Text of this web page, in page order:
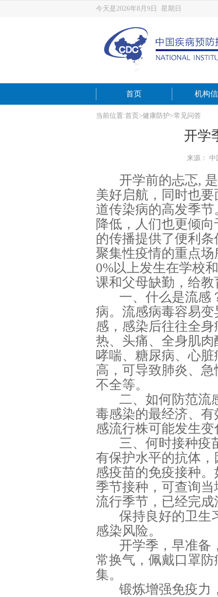
今天是2026年8月9日 星期日
首页 机构
当前位置:首页 >健康防护>常见问答
开学
来源： 中
开学前的忐忑,
美好启航，同时也
道传染病的高发季
降低，人们也更倾
的传播提供了便利
聚集性疫情的重点
0%以上发生在学校
课和父母缺勤，给
一、什么是流感
病。流感病毒容易
感，感染后往往全
热、头痛、全身肌
哮喘、糖尿病、心
高，可导致肺炎、
不全等。
二、如何防范流
毒感染的最经济、
感流行株可能发生
三、何时接种疫
有保护水平的抗体
感疫苗的免疫接种
季节接种，可查询
流行季节，已经完
保持良好的卫生
感染风险。
开学季，早准备
常换气，佩戴口罩
集。
锻炼增强免疫力